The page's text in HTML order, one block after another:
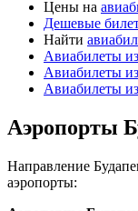
Цены на
Дешевые
Найти
Авиабилеты
Авиабилеты
Авиабилеты
Аэропорты
Направление
аэропорты: